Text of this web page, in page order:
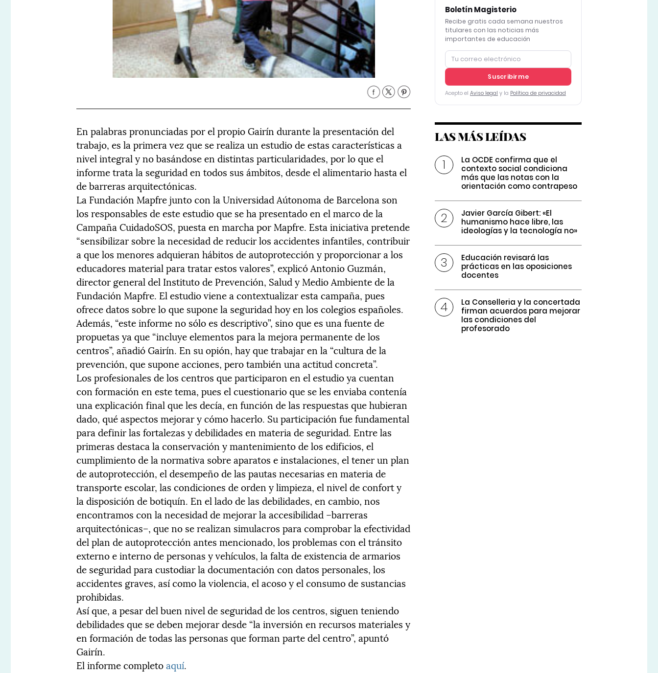
En palabras pronunciadas por el propio Gairín durante la presentación del
trabajo, es la primera vez que se realiza un estudio de estas características a
nivel integral y no basándose en distintas particularidades, por lo que el
informe trata la seguridad en todos sus ámbitos, desde el alimentario hasta el
de barreras arquitectónicas.
La Fundación Mapfre junto con la Universidad Aútonoma de Barcelona son
los responsables de este estudio que se ha presentado en el marco de la
Campaña CuidadoSOS, puesta en marcha por Mapfre. Esta iniciativa pretende
“sensibilizar sobre la necesidad de reducir los accidentes infantiles, contribuir
a que los menores adquieran hábitos de autoprotección y proporcionar a los
educadores material para tratar estos valores”, explicó Antonio Guzmán,
director general del Instituto de Prevención, Salud y Medio Ambiente de la
Fundación Mapfre. El estudio viene a contextualizar esta campaña, pues
ofrece datos sobre lo que supone la seguridad hoy en los colegios españoles.
Además, “este informe no sólo es descriptivo”, sino que es una fuente de
propuetas ya que “incluye elementos para la mejora permanente de los
centros”, añadió Gairín. En su opión, hay que trabajar en la “cultura de la
prevención, que supone acciones, pero también una actitud concreta”.
Los profesionales de los centros que participaron en el estudio ya cuentan
con formación en este tema, pues el cuestionario que se les enviaba contenía
una explicación final que les decía, en función de las respuestas que hubieran
dado, qué aspectos mejorar y cómo hacerlo. Su participación fue fundamental
para definir las fortalezas y debilidades en materia de seguridad. Entre las
primeras destaca la conservación y mantenimiento de los edificios, el
cumplimiento de la normativa sobre aparatos e instalaciones, el tener un plan
de autoprotección, el desempeño de las pautas necesarias en materia de
transporte escolar, las condiciones de orden y limpieza, el nivel de confort y
la disposición de botiquín. En el lado de las debilidades, en cambio, nos
encontramos con la necesidad de mejorar la accesibilidad –barreras
arquitectónicas–, que no se realizan simulacros para comprobar la efectividad
del plan de autoprotección antes mencionado, los problemas con el tránsito
externo e interno de personas y vehículos, la falta de existencia de armarios
de seguridad para custodiar la documentación con datos personales, los
accidentes graves, así como la violencia, el acoso y el consumo de sustancias
prohibidas.
Así que, a pesar del buen nivel de seguridad de los centros, siguen teniendo
debilidades que se deben mejorar desde “la inversión en recursos materiales y
en formación de todas las personas que forman parte del centro”, apuntó
Gairín.
El informe completoaquí.
Boletín Magisterio
Recibe gratis cada semana nuestros
titulares con las noticias más
importantes de educación
Suscribirme
Acepto el Aviso legal y la Política de privacidad
LAS MÁS LEÍDAS
La OCDE confirma que el
contexto social condiciona
más que las notas con la
orientación como contrapeso
Javier García Gibert: «El
humanismo hace libre, las
ideologías y la tecnología no»
Educación revisará las
prácticas en las oposiciones
docentes
La Conselleria y la concertada
firman acuerdos para mejorar
las condiciones del
profesorado